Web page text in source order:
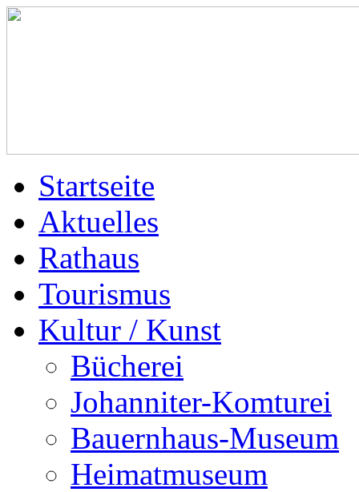
Startseite
Aktuelles
Rathaus
Tourismus
Kultur / Kunst
Bücherei
Johanniter-Komturei
Bauernhaus-Museum
Heimatmuseum